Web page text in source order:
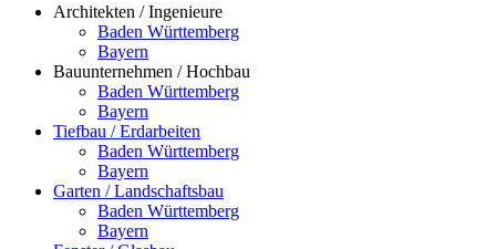
Architekten / Ingenieure
Baden Württemberg
Bayern
Bauunternehmen / Hochbau
Baden Württemberg
Bayern
Tiefbau / Erdarbeiten
Baden Württemberg
Bayern
Garten / Landschaftsbau
Baden Württemberg
Bayern